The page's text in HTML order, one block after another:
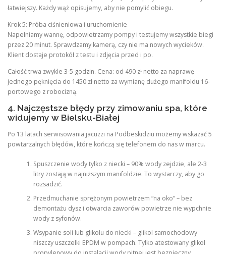
łatwiejszy. Każdy wąż opisujemy, aby nie pomylić obiegu.
Krok 5: Próba ciśnieniowa i uruchomienie
Napełniamy wannę, odpowietrzamy pompy i testujemy wszystkie biegi
przez 20 minut. Sprawdzamy kamerą, czy nie ma nowych wycieków.
Klient dostaje protokół z testu i zdjęcia przed i po.
Całość trwa zwykle 3-5 godzin. Cena: od 490 zł netto za naprawę
jednego pęknięcia do 1450 zł netto za wymianę dużego manifoldu 16-
portowego z robocizną.
4. Najczęstsze błędy przy zimowaniu spa, które
widujemy w Bielsku-Białej
Po 13 latach serwisowania jacuzzi na Podbeskidziu możemy wskazać 5
powtarzalnych błędów, które kończą się telefonem do nas w marcu.
Spuszczenie wody tylko z niecki – 90% wody zejdzie, ale 2-3
litry zostają w najniższym manifoldzie. To wystarczy, aby go
rozsadzić.
Przedmuchanie sprężonym powietrzem “na oko” – bez
demontażu dysz i otwarcia zaworów powietrze nie wypchnie
wody z syfonów.
Wsypanie soli lub glikolu do niecki – glikol samochodowy
niszczy uszczelki EPDM w pompach. Tylko atestowany glikol